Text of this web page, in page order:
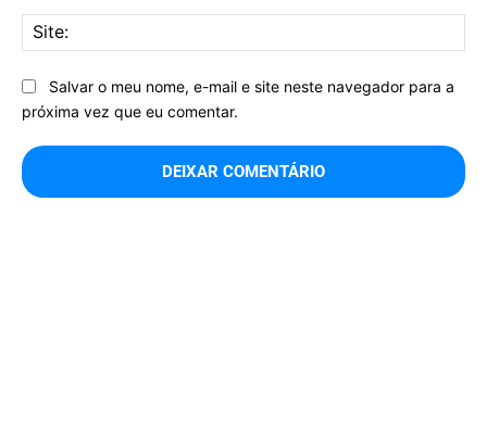
Salvar o meu nome, e-mail e site neste navegador para a
próxima vez que eu comentar.